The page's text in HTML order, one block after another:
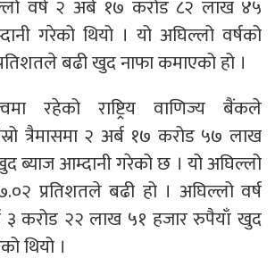
वर्ष २ अर्ब १७ करोड ८२ लाख ४५
गरेको थियो । यो अघिल्लो वर्षको
बढी खुद नाफा कमाएको हो ।
रहेको राष्ट्रिय वाणिज्य बैंकले
त्रैमासमा २ अर्ब १७ करोड ५७ लाख
ब्याज आम्दानी गरेको छ । यो अघिल्लो
प्रतिशतले बढी हो । अघिल्लो वर्ष
करोड २२ लाख ५१ हजार रुपैयाँ खुद
थियो ।